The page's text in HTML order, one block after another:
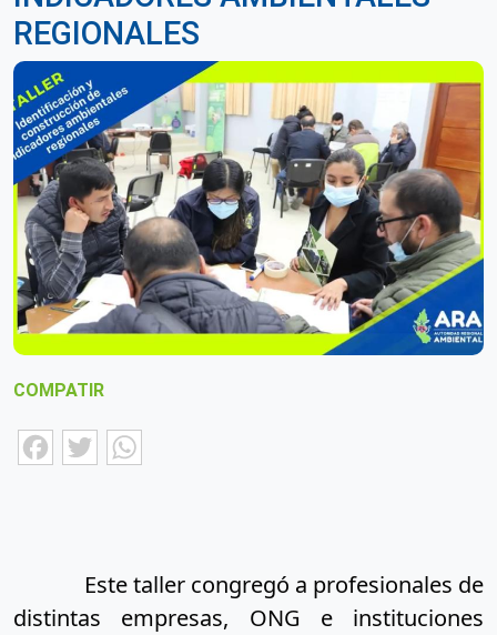
REGIONALES
COMPATIR
Facebook
Twitter
Este taller congregó a profesionales de
distintas empresas, ONG e instituciones